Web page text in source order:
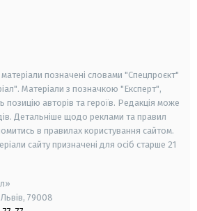
матеріали позначені словами "Спецпроєкт"
Матеріали з позначкою "Експерт",
авторів та героїв. Редакція може
Детальніше щодо реклами та правил
в правилах користування сайтом.
сайту призначені для осіб старше 21
79008